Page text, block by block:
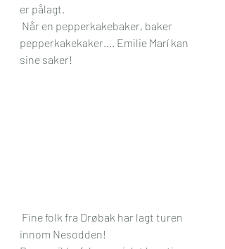
er pålagt.
pepperkakekaker…. Emilie Marí kan
sine saker!
innom Nesodden!